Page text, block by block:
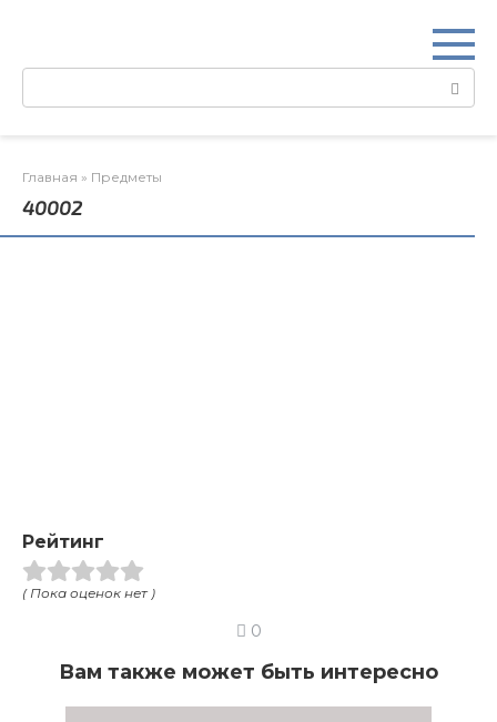
Поиск:
Главная » Предметы
40002
Рейтинг
( Пока оценок нет )
0
Вам также может быть интересно